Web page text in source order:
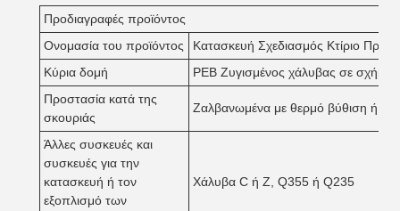
Προδιαγραφές προϊόντος
Ονομασία του προϊόντος
Κατασκευή Σχεδιασμός Κτίριο
Κύρια δομή
PEB Ζυγισμένος χάλυβας σε
Προστασία κατά της
σκουριάς
Ζαλβανωμένα με θερμό βύθιση ή
Άλλες συσκευές και
συσκευές για την
κατασκευή ή τον
εξοπλισμό των
Χάλυβα C ή Z, Q355 ή Q235